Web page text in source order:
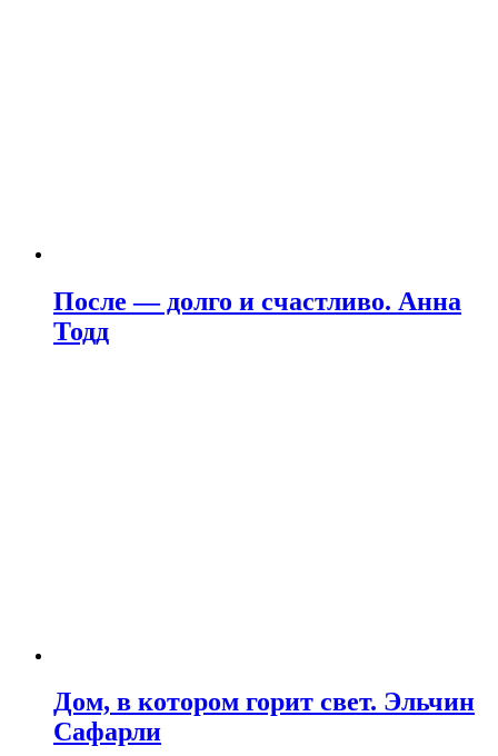
После — долго и счастливо. Анна
Тодд
Дом, в котором горит свет. Эльчин
Сафарли